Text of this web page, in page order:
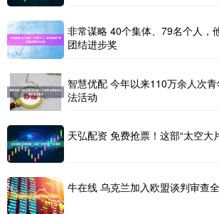
非常谋略 40个集体、79名个人，
团结进步奖
智慧优配 今年以来110万余人次
法活动
天弘配资 免费抢票！这部“太空大
牛在线 乌克兰加入欧盟谈判审查